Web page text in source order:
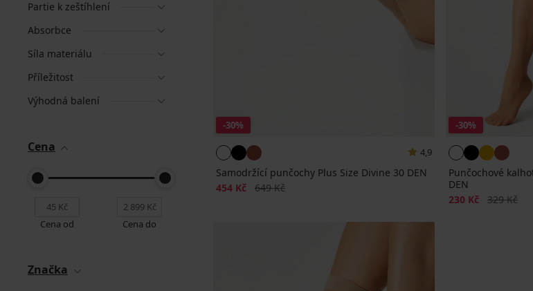
Partie k zeštíhlení
Absorbce
Síla materiálu
Příležitost
Výhodná balení
Cena
Cena od Cena do
Značka
-30%
4,9
Samodržící punčochy Plus Size Divine 30 DEN
Sleva
454 Kč Původní cena
649 Kč
-30%
Punčochové
DEN
Sleva
230 Kč Původní
329 Kč